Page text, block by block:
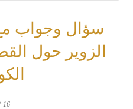
سؤال وجواب
الزوير حول
16